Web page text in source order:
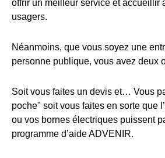
offrir un meilleur service et accueillir
usagers.
Néanmoins, que vous soyez une
personne publique, vous avez deux
Soit vous faites un devis et… Vous
poche" soit vous faites en sorte que
ou vos bornes électriques puissent
programme d’aide ADVENIR.